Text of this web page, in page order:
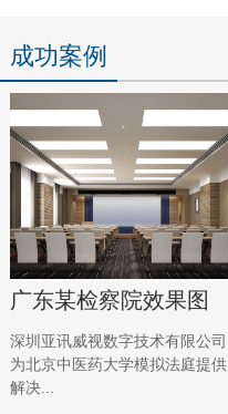
成功案例
广东某检察院效果图
深圳亚讯威视数字技术有限公司
为北京中医药大学模拟法庭提供
解决...